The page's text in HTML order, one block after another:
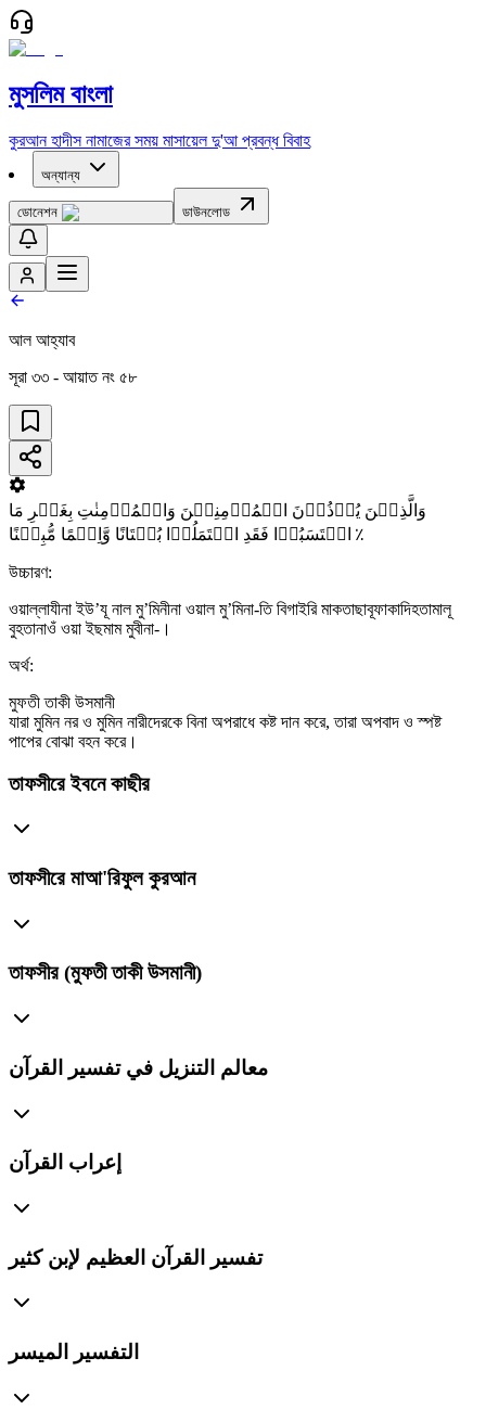
মুসলিম বাংলা
কুরআন হাদীস নামাজের সময় মাসায়েল দু'আ প্রবন্ধ বিবাহ
অন্যান্য
ডোনেশন ডাউনলোড
আল আহ্‌যাব
সূরা ৩৩ - আয়াত নং ৫৮
وَالَّذِیۡنَ یُؤۡذُوۡنَ الۡمُؤۡمِنِیۡنَ وَالۡمُؤۡمِنٰتِ بِغَیۡرِ مَا
اکۡتَسَبُوۡا فَقَدِ احۡتَمَلُوۡا بُہۡتَانًا وَّاِثۡمًا مُّبِیۡنًا ٪
উচ্চারণ:
ওয়াল্লাযীনা ইউ’যূ নাল মু’মিনীনা ওয়াল মু’মিনা-তি বিগাইরি মাকতাছাবূফাকাদিহতামালূ
বুহতানাওঁ ওয়া ইছমাম মুবীনা-।
অর্থ:
মুফতী তাকী উসমানী
যারা মুমিন নর ও মুমিন নারীদেরকে বিনা অপরাধে কষ্ট দান করে, তারা অপবাদ ও স্পষ্ট
পাপের বোঝা বহন করে।
তাফসীরে ইবনে কাছীর
তাফসীরে মাআ'রিফুল কুরআন
তাফসীর (মুফতী তাকী উসমানী)
معالم التنزيل في تفسير القرآن
إعراب القرآن
تفسير القرآن العظيم لإبن كثير
التفسير الميسر